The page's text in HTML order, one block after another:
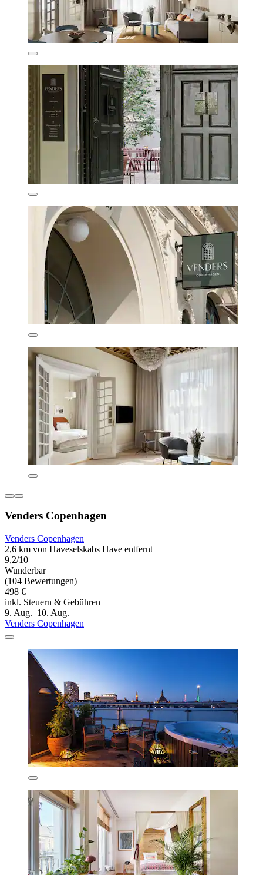
Venders Copenhagen
Venders Copenhagen
2,6 km von Haveselskabs Have entfernt
9,2/10
Wunderbar
(104 Bewertungen)
498 €
inkl. Steuern & Gebühren
9. Aug.–10. Aug.
Venders Copenhagen